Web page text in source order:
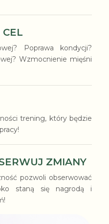
Poprawa kondycji?
Wzmocnienie mięśni
trening, który będzie
ZMIANY
pozwoli obserwować
staną się nagrodą i